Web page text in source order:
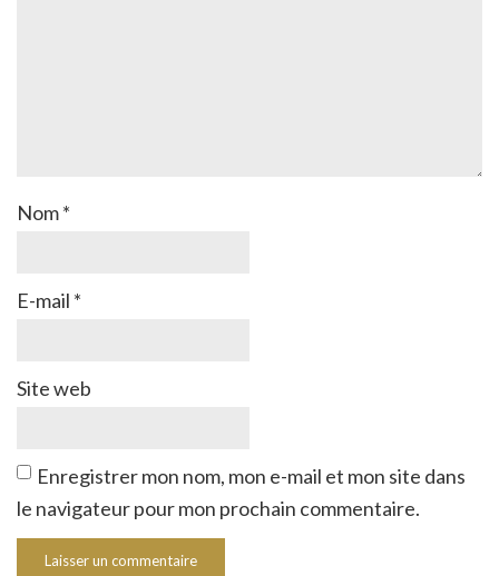
Nom*
E-mail *
Site web
Enregistrer mon nom, mon e-mail et mon site dans
le navigateur pour mon prochain commentaire.